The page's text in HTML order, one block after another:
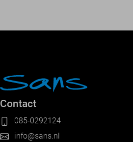
Contact
085-0292124
info@sans.nl